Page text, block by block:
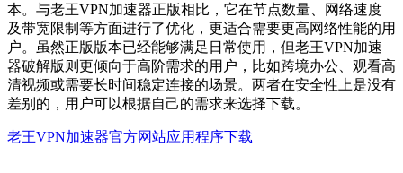
本。与老王VPN加速器正版相比，它在节点数量、网络速度
及带宽限制等方面进行了优化，更适合需要更高网络性能的用
户。虽然正版版本已经能够满足日常使用，但老王VPN加速
器破解版则更倾向于高阶需求的用户，比如跨境办公、观看高
清视频或需要长时间稳定连接的场景。两者在安全性上是没有
差别的，用户可以根据自己的需求来选择下载。
老王VPN加速器官方网站应用程序下载